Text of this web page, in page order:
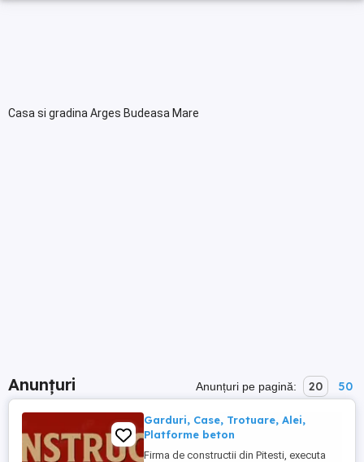
Casa si gradina Arges Budeasa Mare
Anunțuri Anunțuri pe pagină: 20 50
Garduri, Case, Trotuare, Alei,
Platforme beton
Firma de constructii din Pitesti, executa